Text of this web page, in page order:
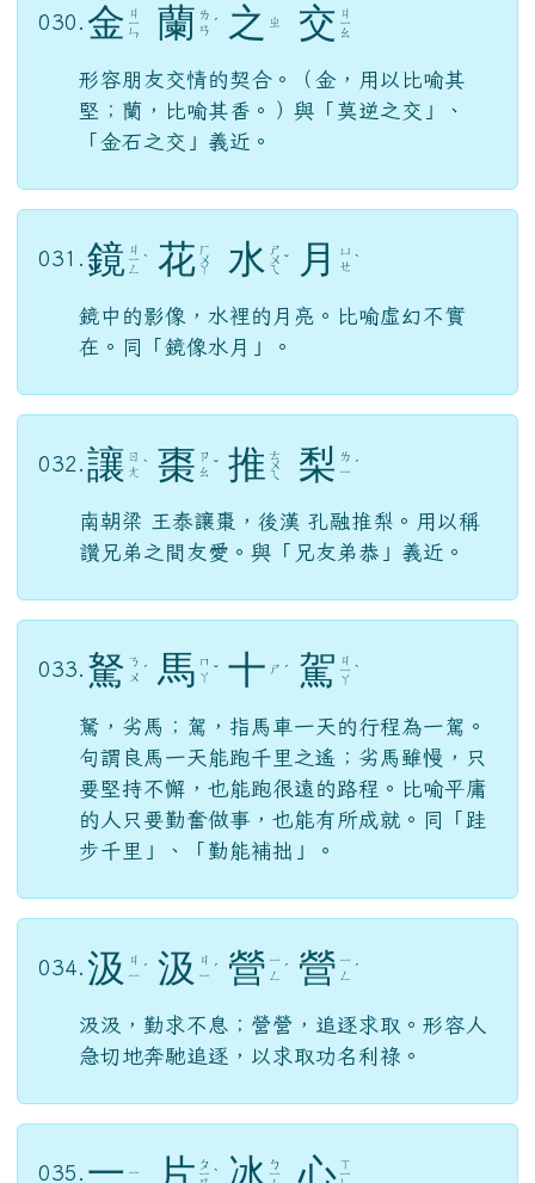
030. 金 ㄐ
ㄧ
ㄣ 蘭 ㄌ
ㄢ ˊ 之 ㄓ 交 ㄐ
ㄧ
ㄠ
形容朋友交情的契合。（金，用以比喻其
堅；蘭，比喻其香。）與「莫逆之交」、
「金石之交」義近。
031. 鏡 ㄐ
ㄧ
ㄥ
ˋ 花 ㄏ
ㄨ
ㄚ 水 ㄕ
ㄨ
ㄟ
ˇ 月
ㄩ
ㄝ ˋ
鏡中的影像，水裡的月亮。比喻虛幻不實
在。同「鏡像水月」。
032. 讓 ㄖ
ㄤ ˋ 棗 ㄗ
ㄠ ˇ 推 ㄊ
ㄨ
ㄟ 梨 ㄌ
ㄧ ˊ
南朝梁 王泰讓棗，後漢 孔融推梨。用以稱
讚兄弟之間友愛。與「兄友弟恭」義近。
033. 駑 ㄋ
ㄨ ˊ 馬 ㄇ
ㄚ ˇ 十 ㄕ ˊ 駕 ㄐ
ㄧ
ㄚ
ˋ
駑，劣馬；駕，指馬車一天的行程為一駕。
句謂良馬一天能跑千里之遙；劣馬雖慢，只
要堅持不懈，也能跑很遠的路程。比喻平庸
的人只要勤奮做事，也能有所成就。同「跬
步千里」、「勤能補拙」。
034. 汲
ㄐ
ㄧ ˊ 汲
ㄐ
ㄧ ˊ 營 ㄧ
ㄥ
ˊ 營 ㄧ
ㄥ
ˊ
汲汲，勤求不息；營營，追逐求取。形容人
急切地奔馳追逐，以求取功名利祿。
035. 一 ㄧ 片 ㄆ
ㄧ ˋ 冰 ㄅ
ㄧ 心 ㄒ
ㄧ